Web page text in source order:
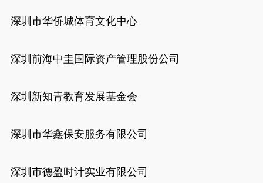
深圳市华侨城体育文化中心
深圳前海中圭国际资产管理股份公司
深圳新知青教育发展基金会
深圳市华鑫保安服务有限公司
深圳市德盈时计实业有限公司